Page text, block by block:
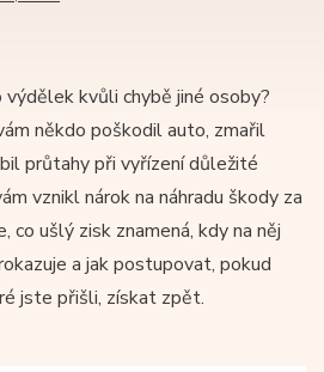
kvůli chybě jiné osoby?
někdo poškodil auto, zmařil
průtahy při vyřízení důležité
vznikl nárok na náhradu škody za
co ušlý zisk znamená, kdy na něj
a jak postupovat, pokud
jste přišli, získat zpět.